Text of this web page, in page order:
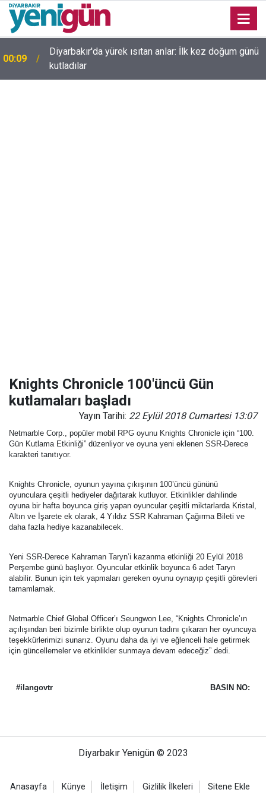
00:09
Diyarbakır'da yürek ısıtan anlar: İlk kez doğum günü
kutladılar
Knights Chronicle 100'üncü Gün
kutlamaları başladı
Yayın Tarihi: 22 Eylül 2018 Cumartesi 13:07
Netmarble Corp., popüler mobil RPG oyunu Knights Chronicle için “100.
Gün Kutlama Etkinliği” düzenliyor ve oyuna yeni eklenen SSR-Derece
karakteri tanıtıyor.
Knights Chronicle, oyunun yayına çıkışının 100’üncü gününü
oyunculara çeşitli hediyeler dağıtarak kutluyor. Etkinlikler dahilinde
oyuna bir hafta boyunca giriş yapan oyuncular çeşitli miktarlarda Kristal,
Altın ve İşarete ek olarak, 4 Yıldız SSR Kahraman Çağırma Bileti ve
daha fazla hediye kazanabilecek.
Yeni SSR-Derece Kahraman Taryn’i kazanma etkinliği 20 Eylül 2018
Perşembe günü başlıyor. Oyuncular etkinlik boyunca 6 adet Taryn
alabilir. Bunun için tek yapmaları gereken oyunu oynayıp çeşitli görevleri
tamamlamak.
Netmarble Chief Global Officer’ı Seungwon Lee, “Knights Chronicle’ın
açılışından beri bizimle birlikte olup oyunun tadını çıkaran her oyuncuya
teşekkürlerimizi sunarız. Oyunu daha da iyi ve eğlenceli hale getirmek
için güncellemeler ve etkinlikler sunmaya devam edeceğiz” dedi.
#ilangovtr BASIN NO:
Diyarbakır Yenigün © 2023
Anasayfa Künye İletişim Gizlilik İlkeleri Sitene Ekle